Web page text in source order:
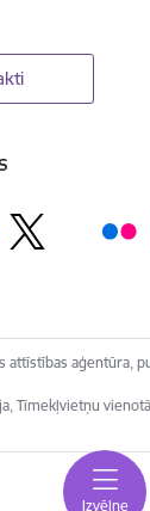
Izvēlne
attīstības aģentūra,
Tīmekļvietņu